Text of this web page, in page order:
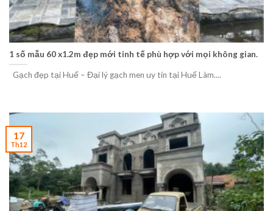
1 số mẫu 60 x1.2m đẹp mới tinh tế phù hợp với mọi không gian.
Gạch đẹp tại Huế – Đại lý gạch men uy tín tại Huế Làm....
17
Th12